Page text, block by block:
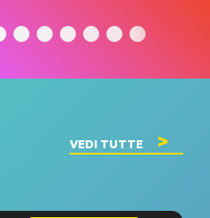
del singolo
VEDI TUTTE